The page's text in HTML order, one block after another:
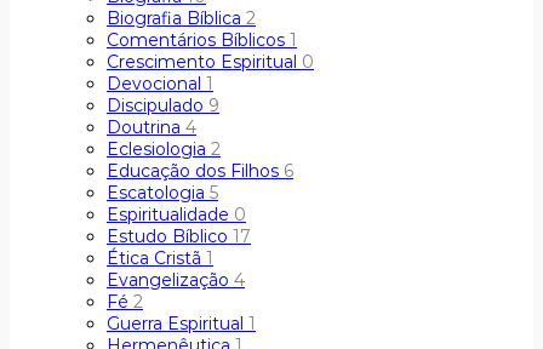
Biografia Bíblica 2
Comentários Bíblicos 1
Crescimento Espiritual 0
Devocional 1
Discipulado 9
Doutrina 4
Eclesiologia 2
Educação dos Filhos 6
Escatologia 5
Espiritualidade 0
Estudo Bíblico 17
Ética Cristã 1
Evangelização 4
Fé 2
Guerra Espiritual 1